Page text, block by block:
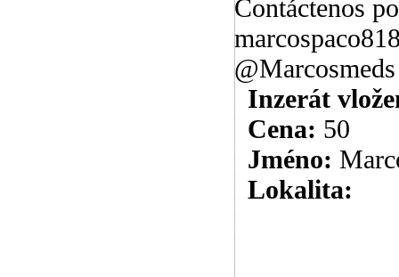
Contáctenos
@Marcosmeds
Inzerát
Cena: 50
Jméno:
Lokalita: